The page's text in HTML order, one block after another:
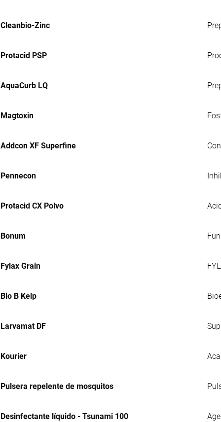
Cleanbio-Zinc
Protacid PSP
AquaCurb LQ
Magtoxin
Addcon XF Superfine
Pennecon
Protacid CX Polvo
Bonum
Fylax Grain
Bio B Kelp
Larvamat DF
Kourier
Pulsera repelente de mosquitos
Desinfectante líquido - Tsunami 100